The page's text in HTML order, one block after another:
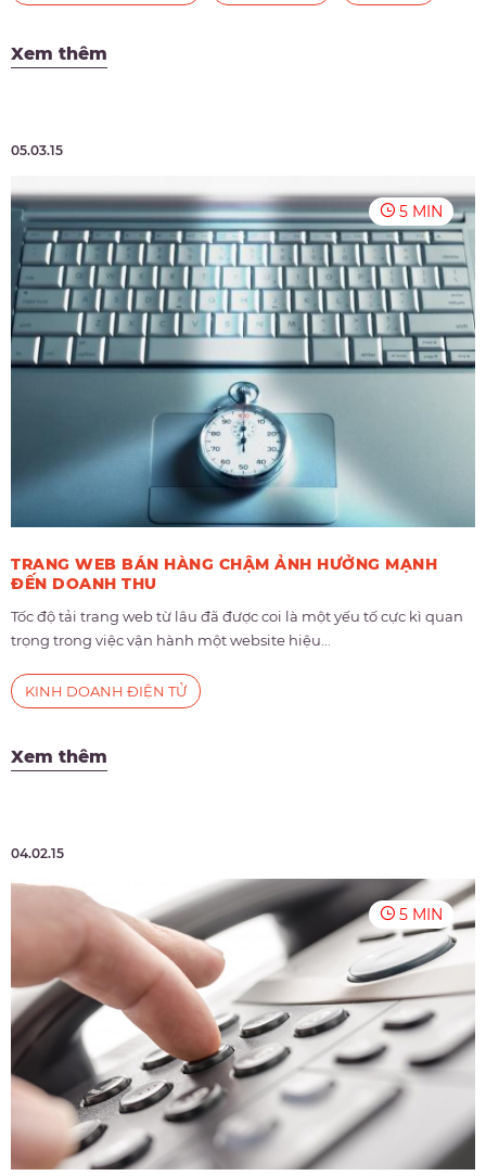
Xem thêm
05.03.15
5 MIN
TRANG WEB BÁN HÀNG CHẬM ẢNH HƯỞNG MẠNH
ĐẾN DOANH THU
Tốc độ tải trang web từ lâu đã được coi là một yếu tố cực kì quan
trọng trong việc vận hành một website hiệu...
Xem thêm
KINH DOANH ĐIỆN TỬ
04.02.15
5 MIN